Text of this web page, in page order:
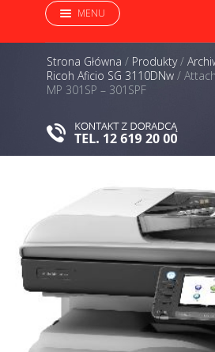
MENU
Strona Główna / Produkty/
Ricoh Aficio SG 3110DNw /
MP 301SP – 301SPF